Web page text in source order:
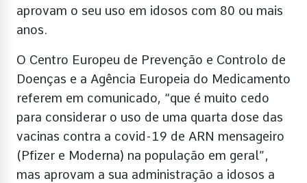
aprovam o seu uso em idosos com 80 ou mais
anos.
O Centro Europeu de Prevenção e Controlo de
Doenças e a Agência Europeia do Medicamento
referem em comunicado, “que é muito cedo
para considerar o uso de uma quarta dose das
vacinas contra a covid-19 de ARN mensageiro
(Pfizer e Moderna) na população em geral”,
mas aprovam a sua administração a idosos a